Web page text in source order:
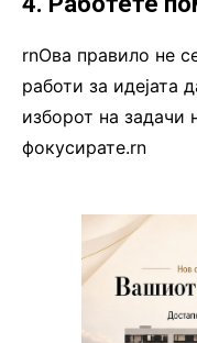
rnОва правило не
работи за идејата
изборот на задачи
фокусирате.rn